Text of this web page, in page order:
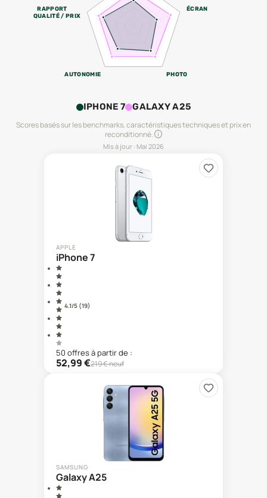
ÉCRAN
PHOTO
AUTONOMIE
RAPPORT
QUALITÉ / PRIX
IPHONE 7 GALAXY A25
Scores basés sur les benchmarks, caractéristiques techniques et prix en
reconditionné.
Mis à jour : Mai 2026
APPLE
iPhone 7
4.1/5 (19)
50 offresà partir de :
52,99€219€ neuf
SAMSUNG
Galaxy A25